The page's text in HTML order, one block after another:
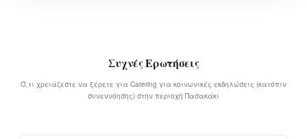
Συχνές Ερωτήσεις
Ό,τι χρειάζεστε να ξέρετε για Catering για κοινωνικές εκδηλώσεις (κατόπιν
συνεννόησης) στην περιοχή Πασακάκι